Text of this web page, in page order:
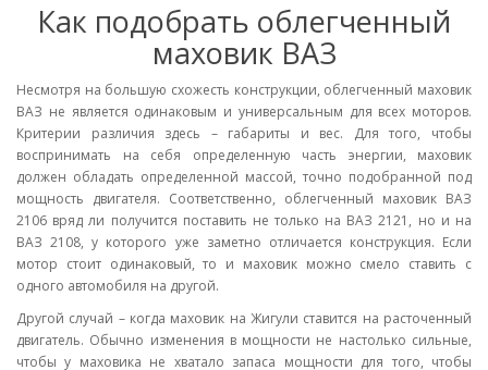
Как подобрать облегченный
маховик ВАЗ
Несмотря на большую схожесть конструкции, облегченный маховик
ВАЗ не является одинаковым и универсальным для всех моторов.
Критерии различия здесь – габариты и вес. Для того, чтобы
воспринимать на себя определенную часть энергии, маховик
должен обладать определенной массой, точно подобранной под
мощность двигателя. Соответственно, облегченный маховик ВАЗ
2106 вряд ли получится поставить не только на ВАЗ 2121, но и на
ВАЗ 2108, у которого уже заметно отличается конструкция. Если
мотор стоит одинаковый, то и маховик можно смело ставить с
одного автомобиля на другой.
Другой случай – когда маховик на Жигули ставится на расточенный
двигатель. Обычно изменения в мощности не настолько сильные,
чтобы у маховика не хватало запаса мощности для того, чтобы